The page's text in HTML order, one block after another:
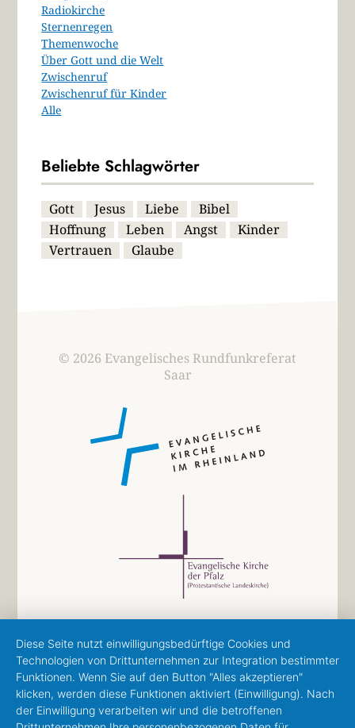
Radiokirche
Sternenregen
Themenwoche
Über Gott und die Welt
Zwischenruf
Zwischenruf für Kinder
Alle
Beliebte Schlagwörter
Gott Jesus Liebe
Bibel
Hoffnung
Leben Angst
Kinder
Vertrauen
Glaube
© 2026 Evangelisches Rundfunkreferat
Saar
Diese Seite nutzt einwilligungsbedürftige Cookies und
Technologien von Drittunternehmen zur Integration bestimmter
Funktionen. Wenn Sie auf den Button "Alles akzeptieren"
klicken, werden diese Funktionen aktiviert (Einwilligung). Nach
der Einwilligung verarbeiten wir und die betroffenen